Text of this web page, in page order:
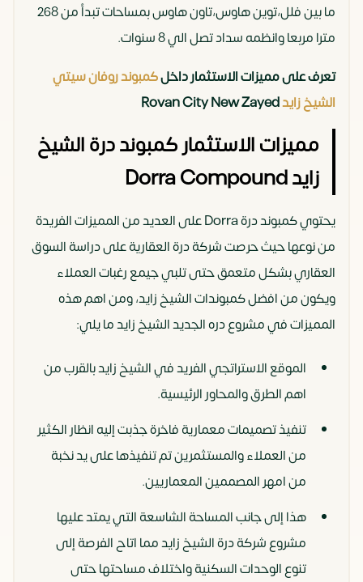
ما بين فلل،توين هاوس،تاون هاوس بمساحات تبدأ من 268
مترا مربعا وانظمه سداد تصل الي 8 سنوات.
تعرف على مميزات الاستثمار داخلكمبوند روفان سيتي
الشيخ زايدRovan City New Zayed
مميزات الاستثمار كمبوند درة الشيخ
زايد Dorra Compound
يحتوي كمبوند درة Dorra على العديد من المميزات الفريدة
من نوعها حيث حرصت شركة درة العقارية على دراسة السوق
العقاري بشكل متعمق حتى تلبي جيمع رغبات العملاء
ويكون من افضل كمبوندات الشيخ زايد، ومن اهم هذه
المميزات في مشروع دره الجديد الشيخ زايد ما يلي:
الموقع الاستراتجي الفريد في الشيخ زايد بالقرب من
اهم الطرق والمحاور الرئيسية.
تنفيذ تصميمات معمارية فاخرة جذبت إليه انظار الكثير
من العملاء والمستثمرين تم تنفيذها على يد نخبة
من امهر المصممين المعماريين.
هذا إلى جانب المساحة الشاسعة التي يمتد عليها
مشروع شركة درة الشيخ زايد مما اتاح الفرصة إلى
تنوع الوحدات السكنية واختلاف مساحتها حتى